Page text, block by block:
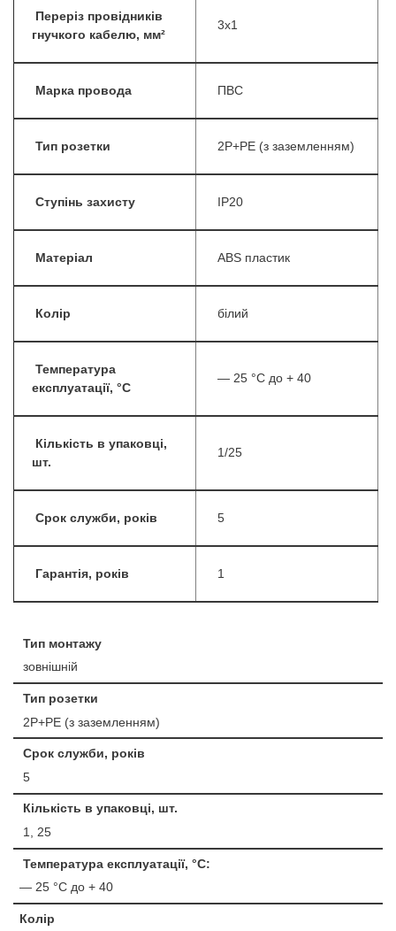
Переріз провідників
гнучкого кабелю, мм²
3х1
Марка провода ПВС
Тип розетки 2P+PE (з заземленням)
Ступінь захисту IP20
Матеріал ABS пластик
Колір білий
Температура
експлуатації, °С
— 25 °С до + 40
Кількість в упаковці,
шт.
1/25
Срок служби, років 5
Гарантія, років 1
Тип монтажу
зовнішній
Тип розетки
2P+PE (з заземленням)
Срок служби, років
5
Кількість в упаковці, шт.
1, 25
Температура експлуатації, °С:
— 25 °С до + 40
Колір